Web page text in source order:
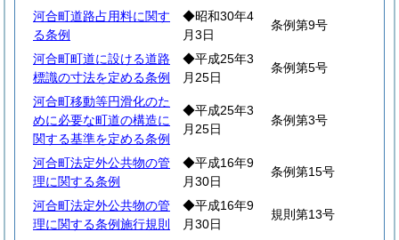
河合町道路占用料に関す
る条例
◆昭和30年4
月3日
条例第9号
河合町町道に設ける道路
標識の寸法を定める条例
◆平成25年3
月25日
条例第5号
河合町移動等円滑化のた
めに必要な町道の構造に
関する基準を定める条例
◆平成25年3
月25日
条例第3号
河合町法定外公共物の管
理に関する条例
◆平成16年9
月30日
条例第15号
河合町法定外公共物の管
理に関する条例施行規則
◆平成16年9
月30日
規則第13号